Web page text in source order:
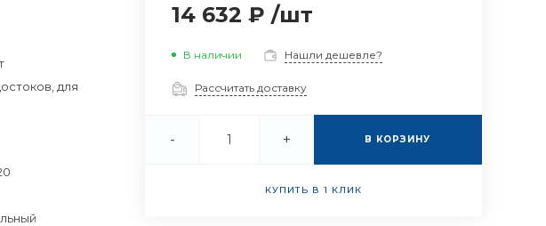
для
14 632 ₽/шт
В наличии Нашли дешевле?
Рассчитать доставку
- + В КОРЗИНУ
КУПИТЬ В 1 КЛИК